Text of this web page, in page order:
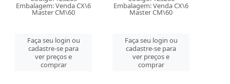
Embalagem: Venda CX\6
Master CM\60
Faça seu login ou
cadastre-se para
ver preços e
comprar
Embalagem: Venda CX\6
Master CM\60
Faça seu login ou
cadastre-se para
ver preços e
comprar